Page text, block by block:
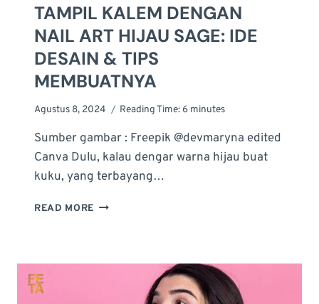
TAMPIL KALEM DENGAN
NAIL ART HIJAU SAGE: IDE
DESAIN & TIPS
MEMBUATNYA
Agustus 8, 2024 Reading Time: 6 minutes
Sumber gambar : Freepik @devmaryna edited
Canva Dulu, kalau dengar warna hijau buat
kuku, yang terbayang…
READ MORE TAMPIL
ART